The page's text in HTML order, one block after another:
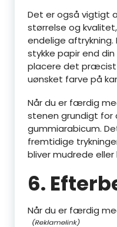
Det er også vigtigt
størrelse og
endelige aftrykning.
stykke papir end
placere det
uønsket farve på
Når du er færdig
stenen grundigt for
gummiarabicum.
fremtidige
bliver mudrede
6.
Når du er færdig